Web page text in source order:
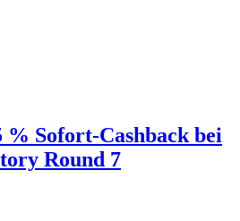
% Sofort-Cashback bei
Round 7